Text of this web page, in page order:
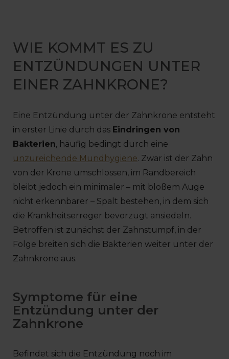
WIE KOMMT ES ZU
ENTZÜNDUNGEN UNTER
EINER ZAHNKRONE?
Eine Entzündung unter der Zahnkrone entsteht
in erster Linie durch das Eindringen von
Bakterien, häufig bedingt durch eine
unzureichende Mundhygiene. Zwar ist der Zahn
von der Krone umschlossen, im Randbereich
bleibt jedoch ein minimaler – mit bloßem Auge
nicht erkennbarer – Spalt bestehen, in dem sich
die Krankheitserreger bevorzugt ansiedeln.
Betroffen ist zunächst der Zahnstumpf, in der
Folge breiten sich die Bakterien weiter unter der
Zahnkrone aus.
Symptome für eine
Entzündung unter der
Zahnkrone
Befindet sich die Entzündung noch im